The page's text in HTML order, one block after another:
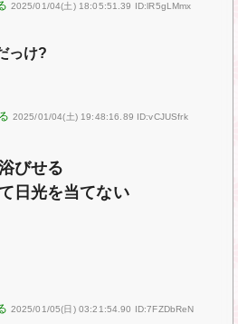
2025/01/04(土) 18:05:51.39 ID:lR5gLMmx
っけ?
2025/01/04(土) 19:48:16.89 ID:vCJUSfrk
びせる
日光を当てない
2025/01/05(日) 03:21:54.90 ID:7FZDbReN